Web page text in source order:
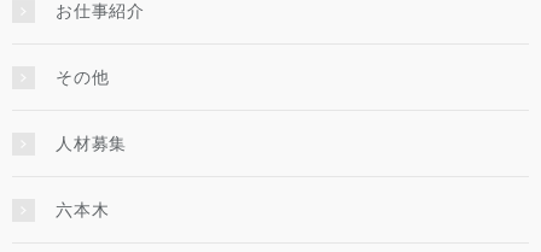
お仕事紹介
その他
人材募集
六本木